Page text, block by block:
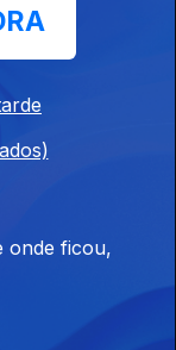
de
possível
onde ficou,